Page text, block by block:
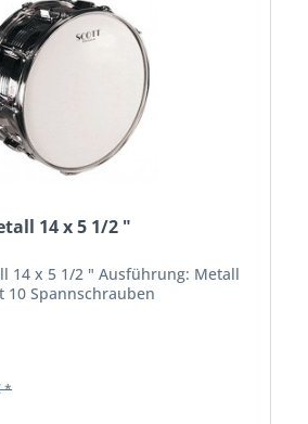
14 x 5 1/2 "
14 x 5 1/2 " Ausführung: Metall
10 Spannschrauben
*